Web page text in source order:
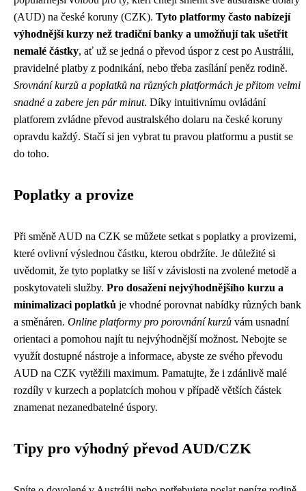
(AUD) na české koruny (CZK). Tyto platformy často nabízejí
výhodnější kurzy než tradiční banky a umožňují tak ušetřit
nemalé částky, ať už se jedná o převod úspor z cest po Austrálii,
pravidelné platby z podnikání, nebo třeba zasílání peněz rodině.
Srovnání kurzů a poplatků na různých platformách je přitom velmi
snadné a zabere jen pár minut. Díky intuitivnímu ovládání
platforem zvládne převod australského dolaru na české koruny
opravdu každý. Stačí si jen vybrat tu pravou platformu a pustit se
do toho.
Poplatky a provize
Při směně AUD na CZK se můžete setkat s poplatky a provizemi,
které ovlivní výslednou částku, kterou obdržíte. Je důležité si
uvědomit, že tyto poplatky se liší v závislosti na zvolené metodě a
poskytovateli služby. Pro dosažení nejvýhodnějšího kurzu a
minimalizaci poplatků je vhodné porovnat nabídky různých bank
a směnáren. Online platformy pro porovnání kurzů vám usnadní
orientaci a pomohou najít tu nejvýhodnější možnost. Nebojte se
využít dostupné nástroje a informace, abyste ze svého převodu
AUD na CZK vytěžili maximum. Pamatujte, že i zdánlivě malé
rozdíly v kurzech a poplatcích mohou v případě větších částek
znamenat nezanedbatelné úspory.
Tipy pro výhodný převod AUD/CZK